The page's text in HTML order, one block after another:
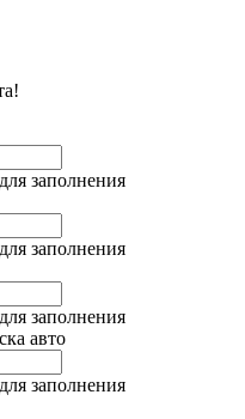
заполнения
заполнения
заполнения
авто
заполнения